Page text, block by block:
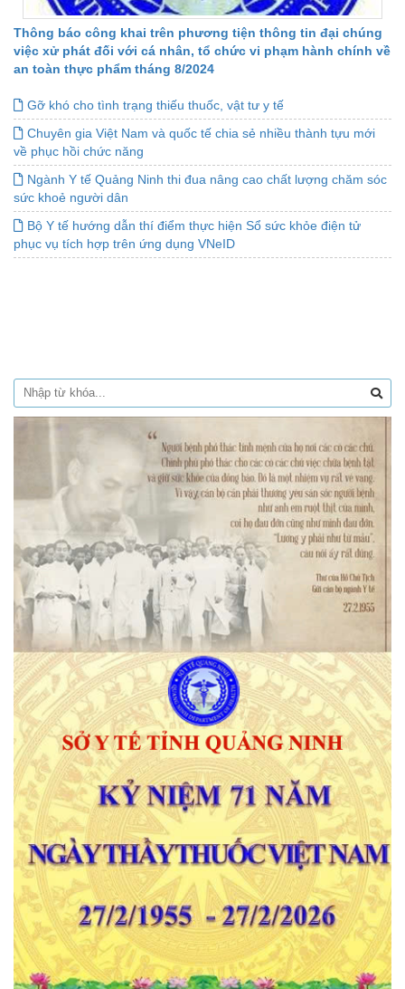
Thông báo công khai trên phương tiện thông tin đại chúng
việc xử phát đối với cá nhân, tổ chức vi phạm hành chính về
an toàn thực phẩm tháng 8/2024
Gỡ khó cho tình trạng thiếu thuốc, vật tư y tế
Chuyên gia Việt Nam và quốc tế chia sẻ nhiều thành tựu mới
về phục hồi chức năng
Ngành Y tế Quảng Ninh thi đua nâng cao chất lượng chăm sóc
sức khoẻ người dân
Bộ Y tế hướng dẫn thí điểm thực hiện Sổ sức khỏe điện tử
phục vụ tích hợp trên ứng dụng VNeID